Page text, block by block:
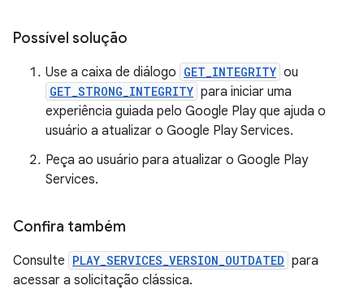
Possível solução
Use a caixa de diálogo GET_INTEGRITY ou
GET_STRONG_INTEGRITY para iniciar uma
experiência guiada pelo Google Play que ajuda o
usuário a atualizar o Google Play Services.
Peça ao usuário para atualizar o Google Play
Services.
Confira também
Consulte PLAY_SERVICES_VERSION_OUTDATED para
acessar a solicitação clássica.